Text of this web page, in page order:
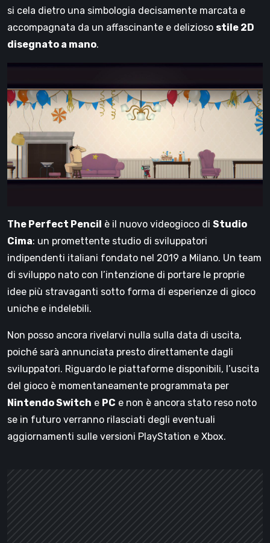
si cela dietro una simbologia decisamente marcata e
accompagnata da un affascinante e delizioso stile 2D
disegnato a mano.
The Perfect Pencil è il nuovo videogioco di Studio
Cima: un promettente studio di sviluppatori
indipendenti italiani fondato nel 2019 a Milano. Un team
di sviluppo nato con l’intenzione di portare le proprie
idee più stravaganti sotto forma di esperienze di gioco
uniche e indelebili.
Non posso ancora rivelarvi nulla sulla data di uscita,
poiché sarà annunciata presto direttamente dagli
sviluppatori. Riguardo le piattaforme disponibili, l’uscita
del gioco è momentaneamente programmata per
Nintendo Switch e PC e non è ancora stato reso noto
se in futuro verranno rilasciati degli eventuali
aggiornamenti sulle versioni PlayStation e Xbox.